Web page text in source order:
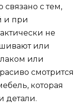
связано с тем,
и при
не
или
или
смотрится
которая
детали.